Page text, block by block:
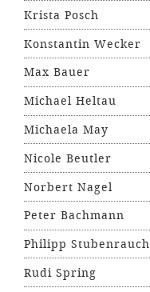
Krista Posch
Konstantin Wecker
Max Bauer
Michael Heltau
Michaela May
Nicole Beutler
Norbert Nagel
Peter Bachmann
Philipp Stubenrauch
Rudi Spring